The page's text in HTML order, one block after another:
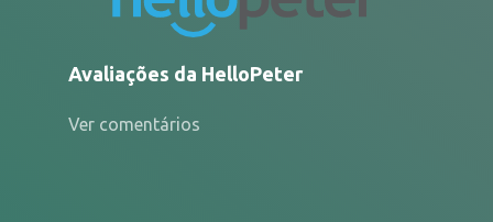
Avaliações da HelloPeter
Ver comentários